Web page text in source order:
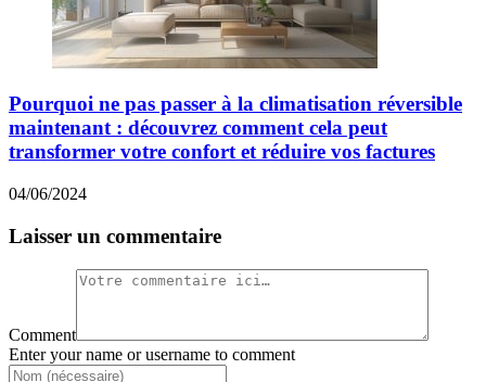
Pourquoi ne pas passer à la climatisation réversible
maintenant : découvrez comment cela peut
transformer votre confort et réduire vos factures
04/06/2024
Laisser un commentaire
Comment
Enter your name or username to comment